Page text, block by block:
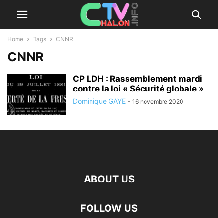
Home Tags CNNR
CNNR
CP LDH : Rassemblement mardi
contre la loi « Sécurité globale »
Dominique GAYE - 16 novembre 2020
ABOUT US
FOLLOW US